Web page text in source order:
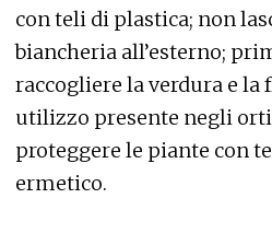
con teli di plastica; non
biancheria all’esterno;
raccogliere la verdura e
utilizzo presente negli
proteggere le piante con
ermetico.